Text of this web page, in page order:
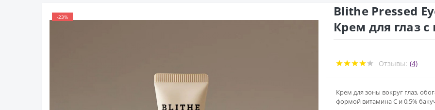
-23%
Blithe Pressed
Крем для глаз
Отзывы: (4)
Крем для зоны вокруг глаз,
формой витамина С и 0,5%